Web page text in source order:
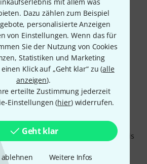
Dazu zählen zum Beispiel
personalisierte Anzeigen
von Einstellungen. Wenn das für
Sie der Nutzung von Cookies
Statistiken und Marketing
Klick auf „Geht klar“ zu (alle
anzeigen).
erteilte Zustimmung jederzeit
Einstellungen (hier) widerrufen.
Geht klar
ablehnen Weitere Infos
28.01.2019
CD/BT/USB-Mediaplayer, der
Thomann-Website verspricht. Der
Da ich nicht gerne
ich ihn direkt nach dem Auspacken
Das gewünschte Ergebnis
von 5 Sekunden erreicht. Ein
dass man beispielsweise den CD-